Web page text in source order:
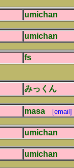
umichan
umichan
fs
みっくん
masa [email]
umichan
umichan